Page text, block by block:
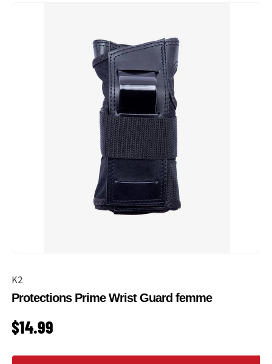
K2
Protections Prime Wrist Guard femme
PRIX HABITUEL
$14.99